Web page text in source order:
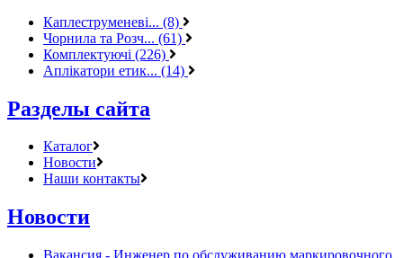
Каплеструменеві... (8)
Чорнила та Розч... (61)
Комплектуючі (226)
Аплікатори етик... (14)
Разделы сайта
Каталог
Новости
Наши контакты
Новости